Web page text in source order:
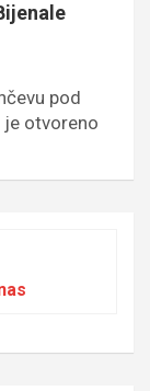
pod
je otvoreno